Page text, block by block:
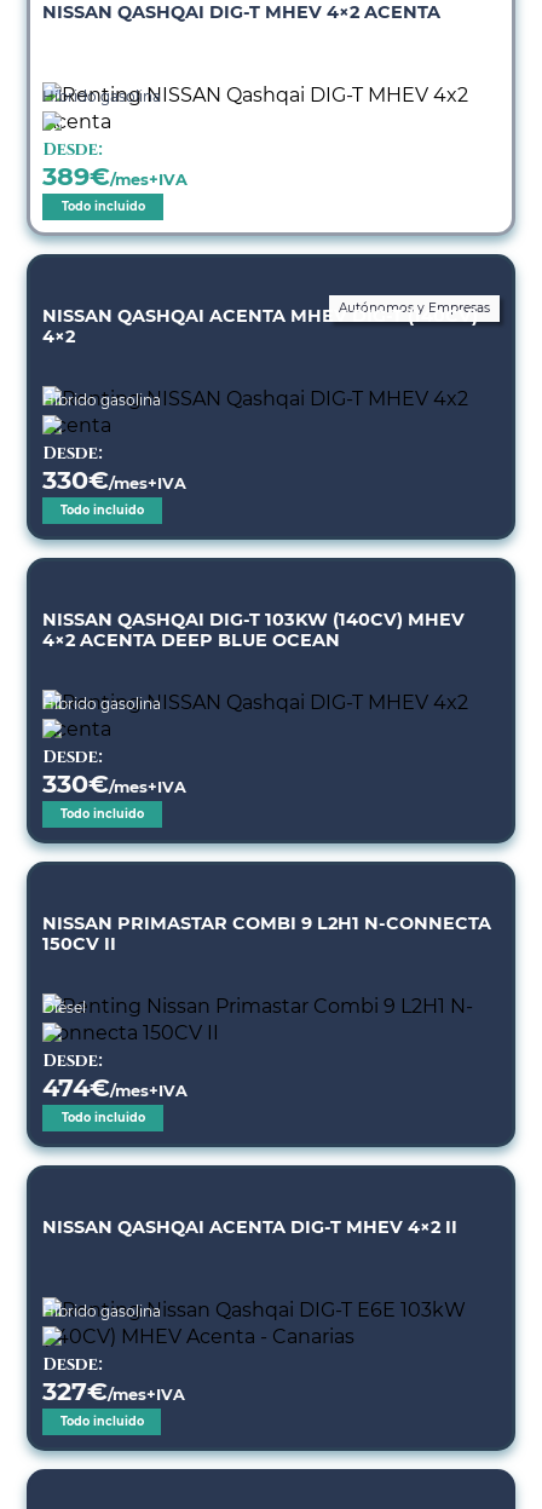
NISSAN QASHQAI DIG-T MHEV 4×2 ACENTA
Híbrido gasolina
Autónomos y Empresas
Desde:
389€/mes+IVA
Todo incluido
NISSAN QASHQAI ACENTA MHEV DIG-T (140CV)
4×2
Híbrido gasolina
Desde:
330€/mes+IVA
Todo incluido
NISSAN QASHQAI DIG-T 103KW (140CV) MHEV
4×2 ACENTA DEEP BLUE OCEAN
Híbrido gasolina
Desde:
330€/mes+IVA
Todo incluido
NISSAN PRIMASTAR COMBI 9 L2H1 N-CONNECTA
150CV II
Diésel
Desde:
474€/mes+IVA
Todo incluido
NISSAN QASHQAI ACENTA DIG-T MHEV 4×2 II
Híbrido gasolina
Desde:
327€/mes+IVA
Todo incluido